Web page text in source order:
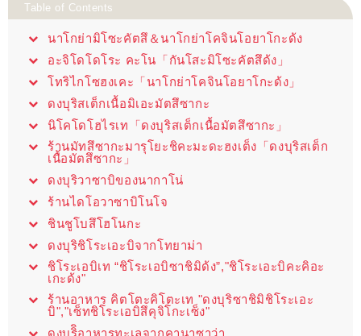
Table of Contents
นาโกย่ามิโซะคัตสึ＆นาโกย่าโคจินโอยาโกะด้ง
อะจิโดโดโระ คะโน「กันโสะมิโซะคัตสึด้ง」
โทริไกโซฮงเคะ「นาโกย่าโคจินโอยาโกะด้ง」
ดงบุริสเต็กเนื้อมิเอะมัตสึซากะ
นิโคโดโฮไรเท「ดงบุริสเต็กเนื้อมัตสึซากะ」
ร้านมัทสึซากะมารุโยะชิคะมะดะฮงเต็ง「ดงบุริสเต็ก
เนื้อมัตสึซากะ」
ดงบุริวาซาบิของนากาโน่
ร้านไดโอวาซาบิโนโจ
ชินชูโบสึโฮโนกะ
ดงบุริชิโระเอะบิจากโทยาม่า
ชิโระเอบิเท “ชิโระเอบิซาชิมิด้ง”,"ชิโระเอะบิคะคิอะ
เกะด้ง"
ร้านอาหาร คิตโตะคิโตะเท "ดงบุริซาชิมิชิโระเอะ
บิ","เซ็ทชิโระเอบิสึคุจิโกะเซ็ง"
ดงบุริิอาหารทะเลจากคานาซาว่า